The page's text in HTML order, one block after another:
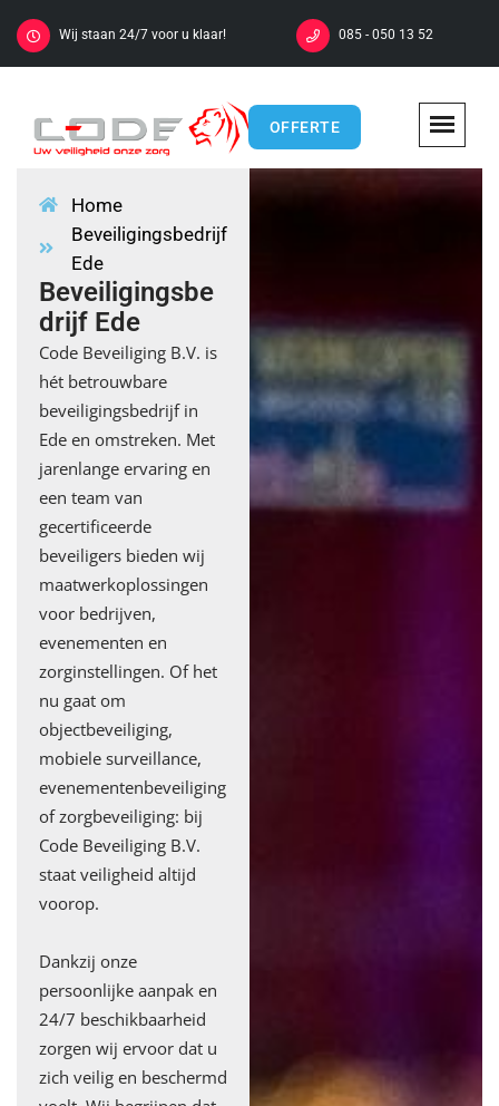
085 - 050 13 52
Wij staan 24/7 voor u klaar!
OFFERTE
Home
Beveiligingsbedrijf
Ede
Beveiligingsbe
drijf Ede
Code Beveiliging B.V. is
hét betrouwbare
beveiligingsbedrijf in
Ede en omstreken. Met
jarenlange ervaring en
een team van
gecertificeerde
beveiligers bieden wij
maatwerkoplossingen
voor bedrijven,
evenementen en
zorginstellingen. Of het
nu gaat om
objectbeveiliging,
mobiele surveillance,
evenementenbeveiliging
of zorgbeveiliging: bij
Code Beveiliging B.V.
staat veiligheid altijd
voorop.
Dankzij onze
persoonlijke aanpak en
24/7 beschikbaarheid
zorgen wij ervoor dat u
zich veilig en beschermd